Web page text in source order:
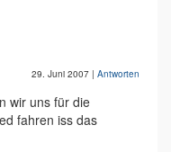
29. Juni 2007 | Antworten
wir uns für die
fahren iss das